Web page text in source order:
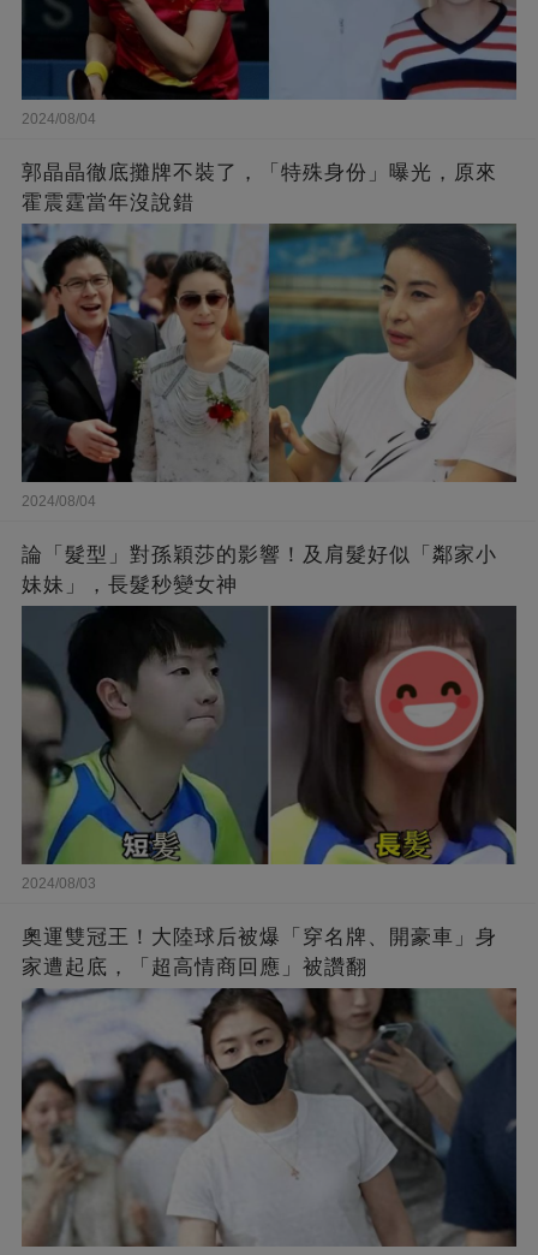
2024/08/04
郭晶晶徹底攤牌不裝了，「特殊身份」曝光，原來
霍震霆當年沒說錯
2024/08/04
論「髮型」對孫穎莎的影響！及肩髮好似「鄰家小
妹妹」，長髮秒變女神
2024/08/03
奧運雙冠王！大陸球后被爆「穿名牌、開豪車」身
家遭起底，「超高情商回應」被讚翻